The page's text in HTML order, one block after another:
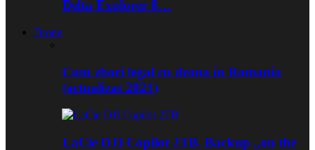
Delta Explorer 8…
Drone
Cum zbori legal cu drona in Romania
(actualizat 2021)
LaCie DJI Copilot 2TB. Backup „on the